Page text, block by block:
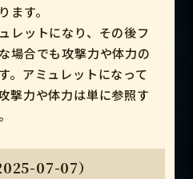
ます。
レットになり、その後フ
場合でも攻撃力や体力の
。アミュレットになって
撃力や体力は単に参照す
07-07）